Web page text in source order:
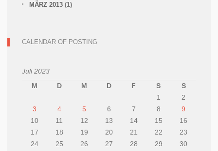
MÄRZ 2013 (1)
CALENDAR OF POSTING
Juli 2023
M
D M D F S
S
1
2
3
4 5 6 7 8
9
10
11 12 13 14 15
16
17
18 19 20 21 22
23
24
25 26 27 28 29
30